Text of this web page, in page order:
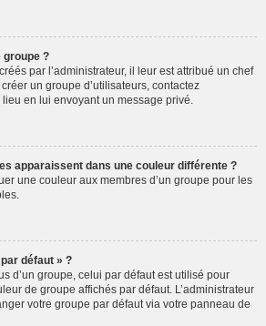
groupe ?
par l’administrateur, il leur est attribué un chef
un groupe d’utilisateurs, contactez
en lui envoyant un message privé.
apparaissent dans une couleur différente ?
une couleur aux membres d’un groupe pour les
par défaut » ?
d’un groupe, celui par défaut est utilisé pour
de groupe affichés par défaut. L’administrateur
votre groupe par défaut via votre panneau de